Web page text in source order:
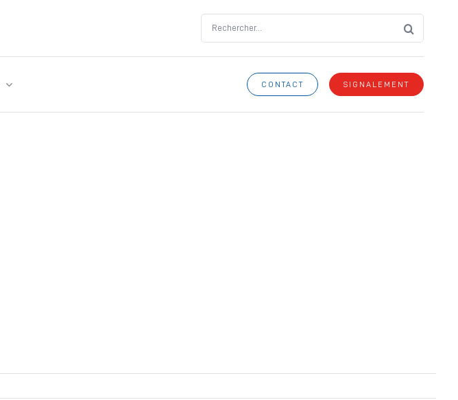
for:
CONTACT SIGNALEMENT